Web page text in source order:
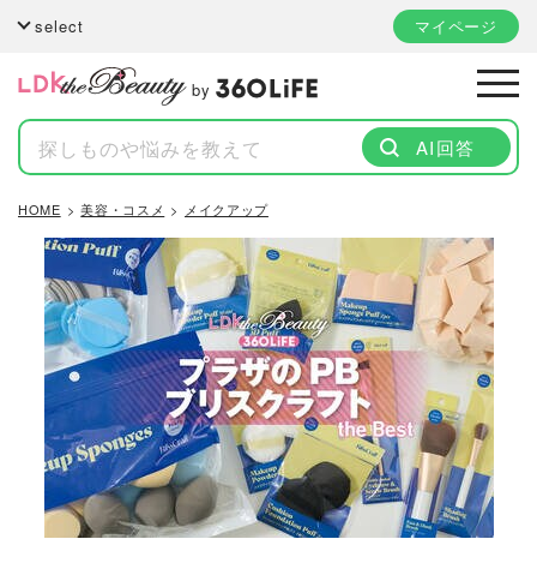
select マイページ
by
AI回答
HOME 美容・コスメ メイクアップ